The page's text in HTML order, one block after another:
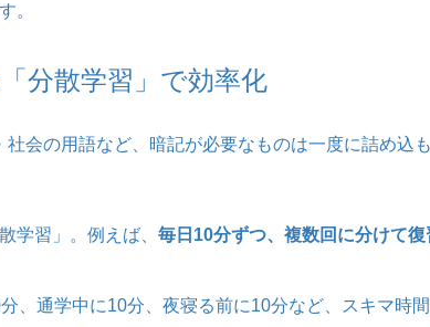
。
分散学習」で効率化
社会の用語など、暗記が必要なものは一度に詰め込
学習」。例えば、 毎日10分ずつ、複数回に分けて復
、通学中に10分、夜寝る前に10分など、スキマ時